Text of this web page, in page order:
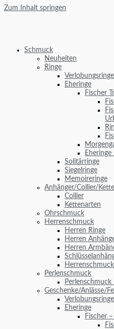
Zum Inhalt springen
Schmuck
Neuheiten
Ringe
Verlobungsringe
Eheringe
Fischer
Solitärringe
Siegelringe
Memoireringe
Anhänger/Collier/
Collier
Kettenarten
Ohrschmuck
Herrenschmuck
Herren Ringe
Herren
Herren
Perlenschmuck
Geschenke/Anlässe/
Verlobungsringe
Eheringe
Fischer